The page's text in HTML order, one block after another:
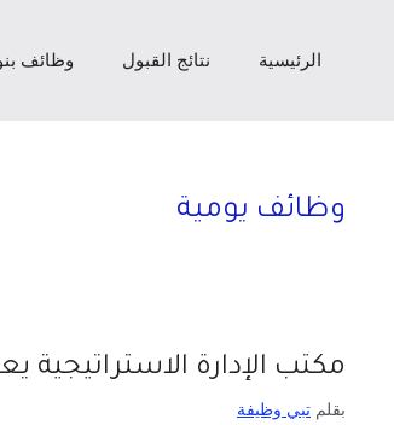
الرئيسية نتائج القبول وظائف
وظائف يومية
مكتب الإدارة الاستراتيجية
بقلم تبي وظيفة